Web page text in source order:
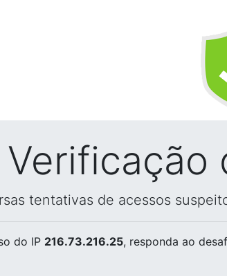
Verificação
tentativas de acessos
do IP 216.73.216.25, responda ao